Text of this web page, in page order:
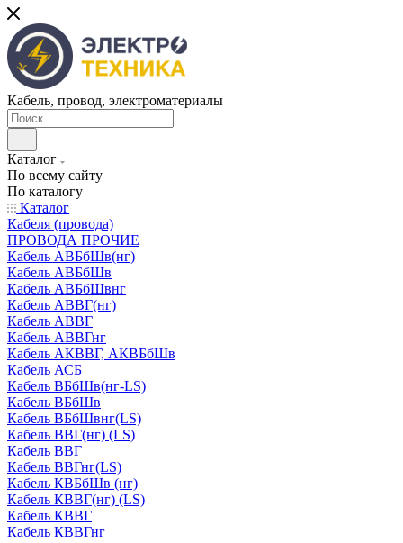
Кабель, провод, электроматериалы
Каталог
По всему сайту
По каталогу
Каталог
Кабеля (провода)
ПРОВОДА ПРОЧИЕ
Кабель АВБбШв(нг)
Кабель АВБбШв
Кабель АВБбШвнг
Кабель АВВГ(нг)
Кабель АВВГ
Кабель АВВГнг
Кабель АКВВГ, АКВБбШв
Кабель АСБ
Кабель ВБбШв(нг-LS)
Кабель ВБбШв
Кабель ВБбШвнг(LS)
Кабель ВВГ(нг) (LS)
Кабель ВВГ
Кабель ВВГнг(LS)
Кабель КВБбШв (нг)
Кабель КВВГ(нг) (LS)
Кабель КВВГ
Кабель КВВГнг